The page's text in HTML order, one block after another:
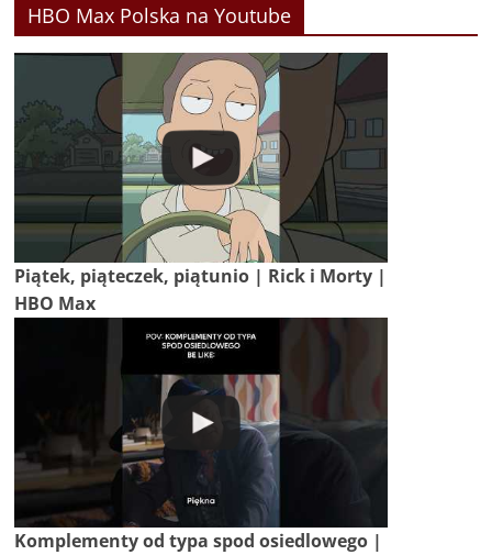
HBO Max Polska na Youtube
Piątek, piąteczek, piątunio | Rick i Morty |
HBO Max
Komplementy od typa spod osiedlowego |